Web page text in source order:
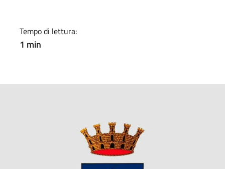
Tempo di lettura:
1 min